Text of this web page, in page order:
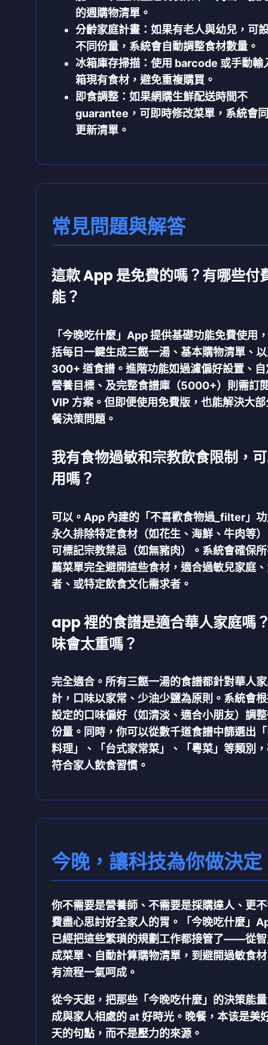
的週購物清單。
分齡家庭計畫 ：如果有老人與幼兒，可
不同份量，系統會自動調整食材數量。
冰箱庫存掃描 ：使用 barcode 或手動輸
箱現有食材，避免重複購買。
即食調整：如果網購生鮮配送時間不
guarantee，可即時修改菜單，系統會
更新清單。
常見問題與解答
這款 App 是免費的嗎？有哪些付
能？
「今晚吃什麼」App 提供基礎功能免費使用
括每日一鍵生成三餸一湯、基本購物清單、
300+ 道食譜。進階功能如過濾偏好設置、自
營養目標、及完整食譜庫（5000+）則需訂
VIP 方案。但即便使用免費版，也能解決大
餐決策問題。
我有食物過敏和宗教飲食限制，
用嗎？
可以。App 內建的「不喜歡食物過_filter」
永久排除特定食材（如花生、海鮮、牛肉等
可標記宗教禁忌（如無豬肉）。系統會確保
薦菜單完全避開這些食材，適合過敏兒家庭
者、或特定飲食文化需求者。
app 裡的食譜是適合華人家庭嗎
味會太重嗎？
完全適合。所有三餸一湯的食譜都針對華人
計，口味以家常、少油少鹽為原則。系統會
設定的口味偏好（如清淡、適合小朋友）調
份量。同時，你可以從數千道食譜中篩選出
料理」、「台式家常菜」、「粵菜」等類別
符合家人飲食習慣。
今晚，讓科技為你做決定
你不需要是營養師、不需要是採購達人、更
費盡心思討好全家人的胃。
「今晚吃什麼」
已經把這些繁瑣的規劃工作都接管了——從
成菜單、自動計算購物清單，到避開過敏食
有流程一氣呵成。
從今天起，把那些「今晚吃什麼」的決策能
成與家人相處的 at 好時光。晚餐，本该是美
天的句點，而不是壓力的來源。